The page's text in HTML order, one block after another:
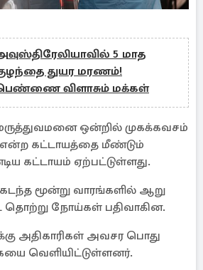
5 மாத
துயர மரணம்!
விளாசும் மக்கள்
ஒன்றில் முகக்கவசம்
கட்டாயத்தை மீண்டும்
கட்டாயம் ஏற்பட்டுள்ளது.
மூன்று வாரங்களில் ஆறு
தொற்று நோய்கள் பதிவாகின.
அதிகாரிகள் அவசர பொது
வெளியிட்டுள்ளனர்.